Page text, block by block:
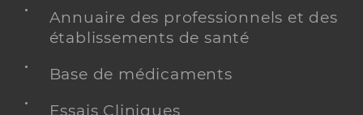
Annuaire des professionnels et des
établissements de santé
Base de médicaments
Essais Cliniques